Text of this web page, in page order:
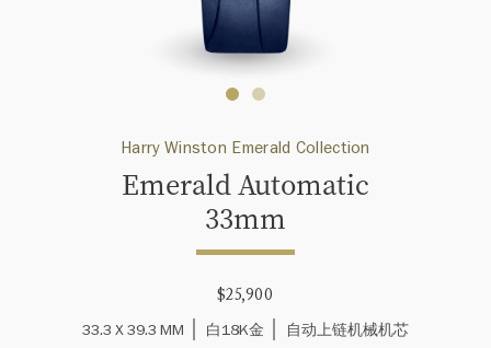
Harry Winston Emerald Collection
Emerald Automatic
33mm
$25,900
33.3 X 39.3 MM
白18K金 自动上链机械机芯